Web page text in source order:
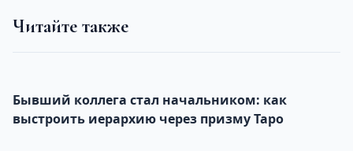
Читайте также
Бывший коллега стал начальником: как
выстроить иерархию через призму Таро